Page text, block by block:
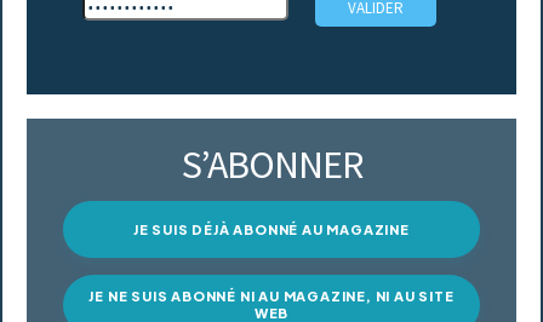
S’ABONNER
JE SUIS DÉJÀ ABONNÉ AU MAGAZINE
JE NE SUIS ABONNÉ NI AU MAGAZINE, NI AU SITE
WEB